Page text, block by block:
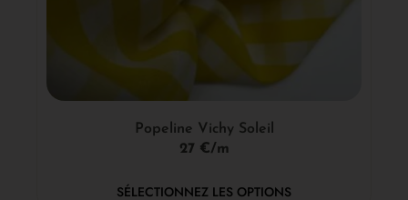
Popeline Vichy Soleil
27 €/m
SÉLECTIONNEZ LES OPTIONS